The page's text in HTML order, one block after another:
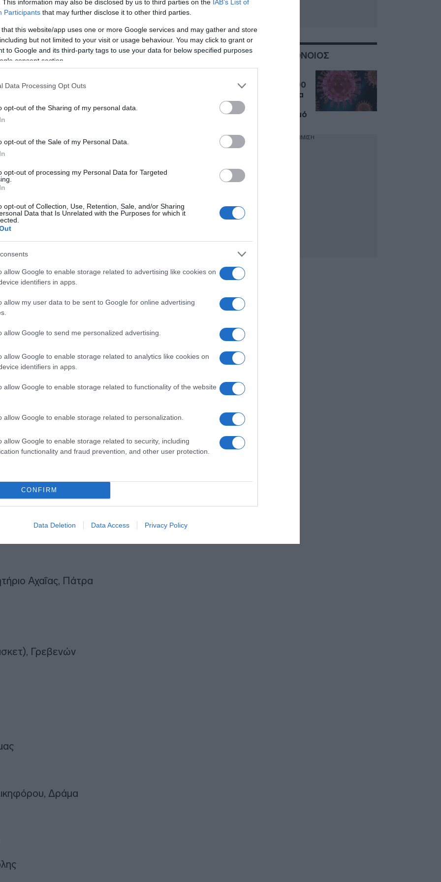
This information may also be disclosed by us to third parties on the IAB’s List of
Participants that may further disclose it to other third parties.
that this website/app uses one or more Google services and may gather and store
but not limited to your visit or usage behaviour. You may click to grant or
to Google and its third-party tags to use your data for below specified purposes
consent section.
Data Processing Opt Outs
opt-out of the Sharing of my personal data.
opt-out of the Sale of my Personal Data.
opt-out of processing my Personal Data for Targeted
opt-out of Collection, Use, Retention, Sale, and/or Sharing
Data that Is Unrelated with the Purposes for which it
allow Google to enable storage related to advertising like cookies on
identifiers in apps.
allow my user data to be sent to Google for online advertising
allow Google to send me personalized advertising.
allow Google to enable storage related to analytics like cookies on
identifiers in apps.
allow Google to enable storage related to functionality of the website
allow Google to enable storage related to personalization.
allow Google to enable storage related to security, including
functionality and fraud prevention, and other user protection.
CONFIRM
Data Deletion Data Access Privacy Policy
15:00
(ΗΣΑΠ), 10:00-15:00
10:00-15:00
(δημοτικό parking στο ύψος της
Κοιμήσεως Θεοτόκου, Άγιος
1, Άνω Λιόσια, 10:00-15:00
Κουντουριώτη, 10:00-15:00
κλειστό γήπεδο), 10:00-15:00
10:00-15:00
στο κοινοτικό κατάστημα
στα Βασιλικά, 10:00 – 15:00
από το δημαρχείο, 10:00-15:00
στα Λαγυνά, 10:00-15:00
Αχαΐας, Πάτρα
Γρεβενών
Δράμα
ΣΧΕΤΙΚΑ ΜΕ:ΚΟΡΟΝΟΙΟΣ
Αποζημίωση 283.000
ευρώ σε 30χρονο για
σοβαρές επιπλοκές
μετά από εμβολιασμό
ΔΙΑΦΗΜΙΣΗ